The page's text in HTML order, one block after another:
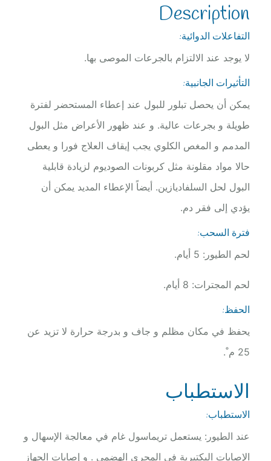
Description
التفاعلات الدوائية:
لا يوجد عند الالتزام بالجرعات الموصى بها.
التأثيرات الجانبية:
يمكن أن يحصل تبلور للبول عند إعطاء المستحضر لفترة
طويلة و بجرعات عالية. و عند ظهور الأعراض مثل البول
المدمم و المغص الكلوي يجب إيقاف العلاج فورا و يعطى
حالا مواد مقلونة مثل كربونات الصوديوم لزيادة قابلية
البول لحل السلفاديازين. أيضاً الإعطاء المديد يمكن أن
يؤدي إلى فقر دم.
فترة السحب:
لحم الطيور: 5 أيام.
لحم المجترات: 8 أيام.
الحفظ:
يحفظ في مكان مظلم و جاف و بدرجة حرارة لا تزيد عن
25 م˚.
الاستطباب
الاستطباب:
عند الطيور: يستعمل تريماسول غام في معالجة الإسهال و
الإصابات البكتيرية في المجرى الهضمي . و إصابات الجهاز